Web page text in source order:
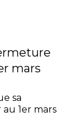
mars
sa
1er mars